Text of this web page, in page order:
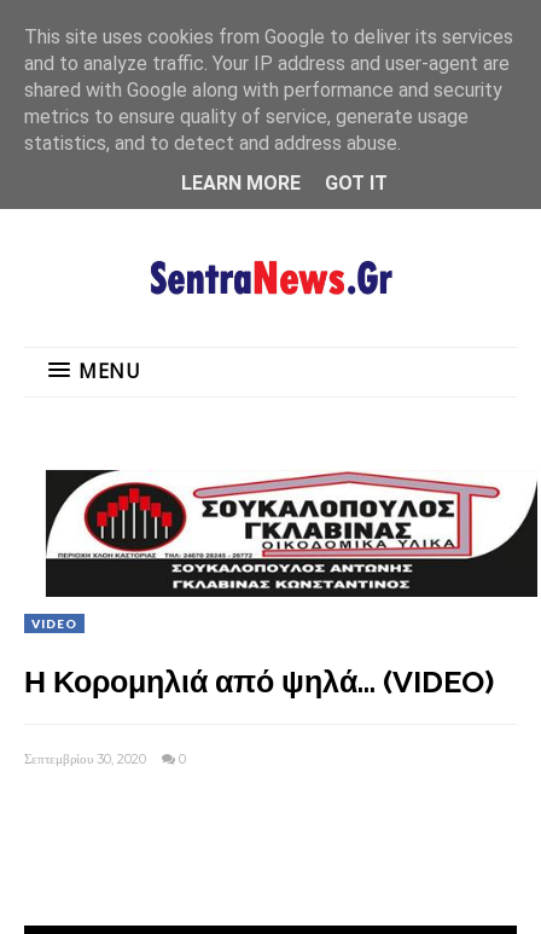
MENU
MENU
VIDEO
Η Κορομηλιά από ψηλά... (VIDEO)
Σεπτεμβρίου 30, 2020 0
This site uses cookies from Google to deliver its services
and to analyze traffic. Your IP address and user-agent are
shared with Google along with performance and security
metrics to ensure quality of service, generate usage
statistics, and to detect and address abuse.
LEARN MORE
GOT IT